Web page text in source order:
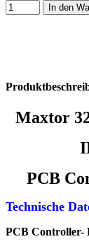
In den
Maxtor
PCB
Technische
PCB Controller-